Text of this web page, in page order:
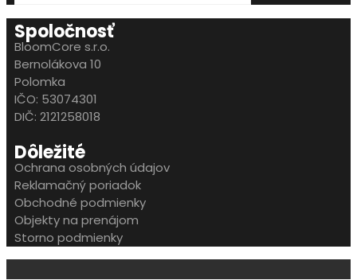
Spoločnosť
BloomCore s.r.o.
Bernolákova 10
Polomka
IČO: 53074301
DIČ: 2121258018
Dôležité
Ochrana osobných údajov
Reklamačný poriadok
Obchodné podmienky
Objekty na prenájom
Storno podmienky